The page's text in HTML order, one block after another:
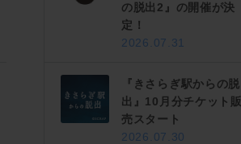
の脱出2』の開催が決
定！
2026.07.31
『きさらぎ駅からの脱
出』10月分チケット販
売スタート
2026.07.30